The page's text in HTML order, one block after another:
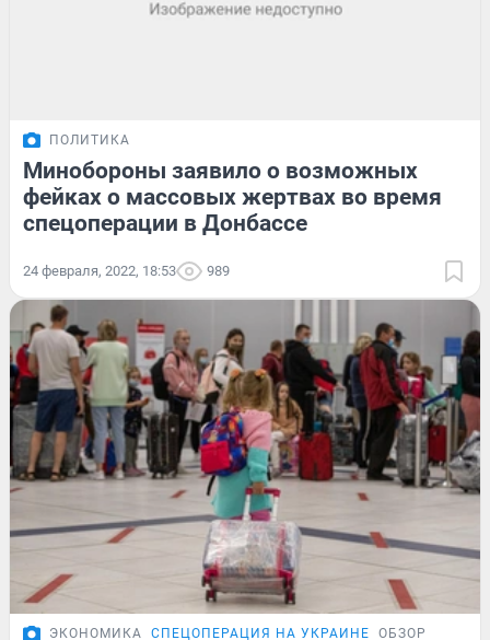
ПОЛИТИКА
Минобороны заявило о возможных
фейках о массовых жертвах во время
спецоперации в Донбассе
24 февраля, 2022, 18:53 989
ЭКОНОМИКА СПЕЦОПЕРАЦИЯ НА УКРАИНЕ ОБЗОР